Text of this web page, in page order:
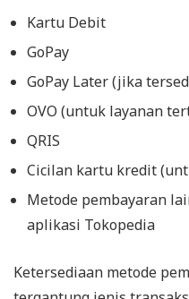
Kartu Debit
GoPay
GoPay Later (jika
OVO (untuk layanan
QRIS
Cicilan kartu kredit
Metode pembayaran
aplikasi Tokopedia
Ketersediaan metode